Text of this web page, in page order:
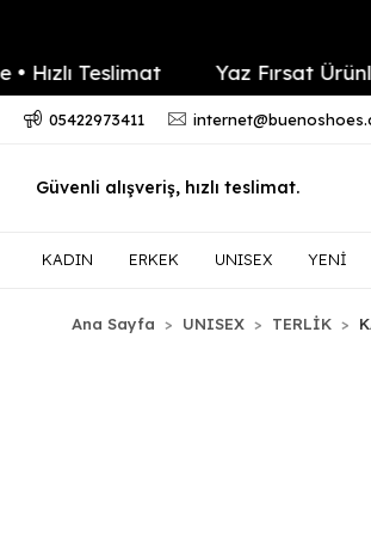
Teslimat Yaz Fırsat
05422973411
Güvenli alışveriş, hızlı teslimat.
KADIN ERKEK UNISEX YENİ
Ana Sayfa UNISEX TERLİK